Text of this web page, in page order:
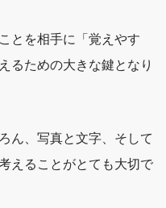
とを相手に「覚えやす
るための大きな鍵となり
ん、 写真と文字、そして
えることがとても大切で